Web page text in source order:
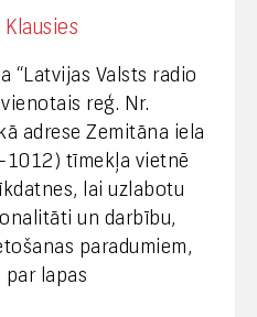
Klausies
“Latvijas Valsts radio
reģ. Nr.
adrese Zemitāna iela
1012) tīmekļa vietnē
lai uzlabotu
un darbību,
paradumiem,
lapas
administrators: